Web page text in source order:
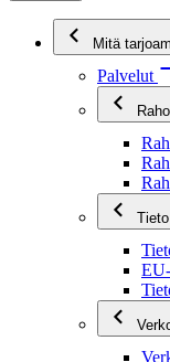
Mitä
Palvelut